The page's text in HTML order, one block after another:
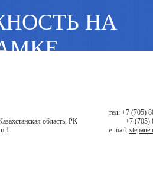
НА
область, РК
тел: +7 (705)
+7 (705)
e-mail: